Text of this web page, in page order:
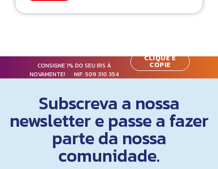
CONSIGNE 1% DO SEU IRS À
NOVAMENTE! NIF:509 310 354
CLIQUE E
COPIE
Subscreva a nossa
newsletter e passe a fazer
parte da nossa
comunidade.